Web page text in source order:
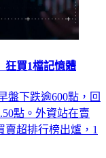
狂買1檔記憶體
盤下跌逾600點，回
點。外資站在賣
賣超排行榜出爐，1